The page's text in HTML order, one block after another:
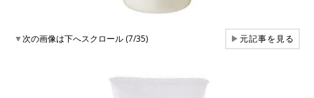
▼次の画像は下へスクロール (7/35) ▶元記事を見る